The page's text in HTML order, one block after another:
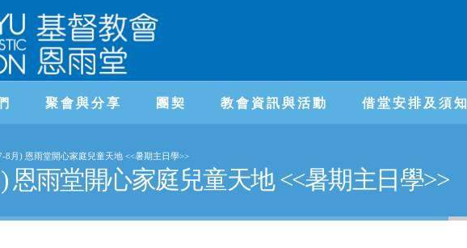
聚會與分享 團契 教會資訊與活動 借堂安排及須知
8月) 恩雨堂開心家庭兒童天地 <<暑期主日學>>
恩雨堂開心家庭兒童天地 <<暑期主日學>>